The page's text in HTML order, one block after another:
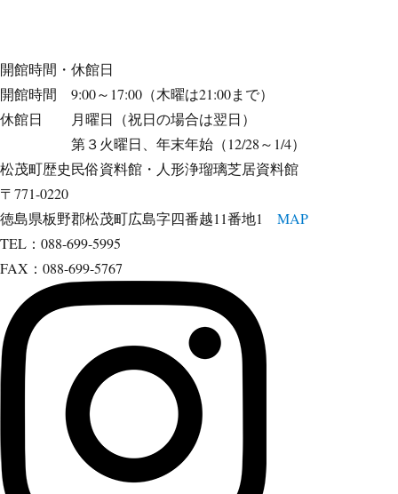
開館時間・休館日
開館時間 9:00～17:00（木曜は21:00まで）
休館日 月曜日（祝日の場合は翌日）
第３火曜日、年末年始（12/28～1/4）
松茂町歴史民俗資料館・人形浄瑠璃芝居資料館
〒771-0220
徳島県板野郡松茂町広島字四番越11番地1 MAP
TEL：088-699-5995
FAX：088-699-5767